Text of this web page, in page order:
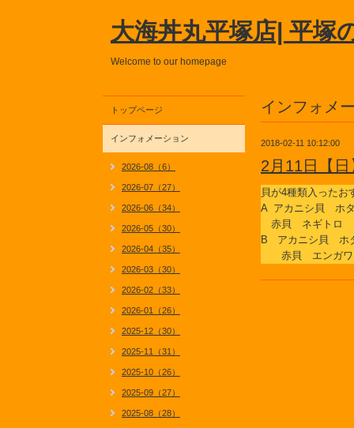
大海丼丸平塚店| 平塚
Welcome to our homepage
インフォメ
2018-02-11 10:12:00
2月11日【
貝が4種類入ったお
A アカニシ貝
赤貝 ネギトロ
B アカニシ貝
赤貝 エンガワ
トップページ
インフォメーション
2026-08（6）
2026-07（27）
2026-06（34）
2026-05（30）
2026-04（35）
2026-03（30）
2026-02（33）
2026-01（26）
2025-12（30）
2025-11（31）
2025-10（26）
2025-09（27）
2025-08（28）